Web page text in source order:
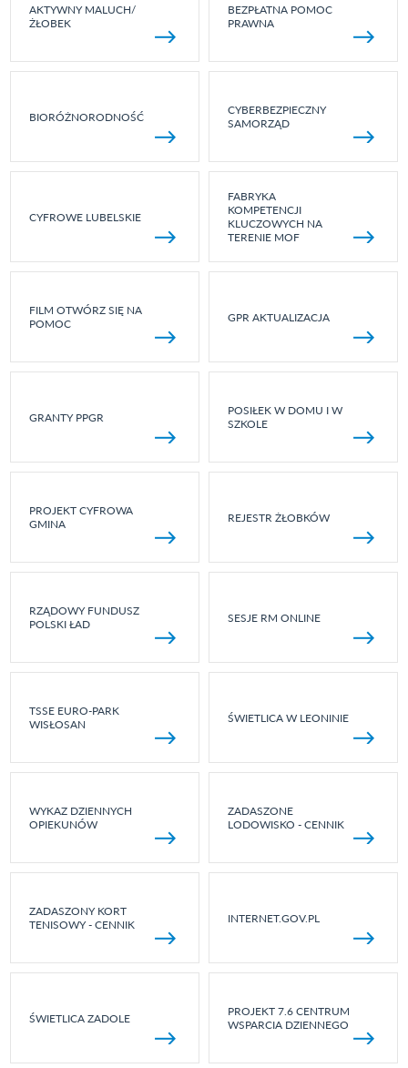
AKTYWNY MALUCH/
ŻŁOBEK
BEZPŁATNA POMOC
PRAWNA
BIORÓŻNORODNOŚĆ
CYBERBEZPIECZNY
SAMORZĄD
CYFROWE LUBELSKIE
FABRYKA
KOMPETENCJI
KLUCZOWYCH NA
TERENIE MOF
FILM OTWÓRZ SIĘ NA
POMOC
GPR AKTUALIZACJA
GRANTY PPGR
POSIŁEK W DOMU I W
SZKOLE
PROJEKT CYFROWA
GMINA
REJESTR ŻŁOBKÓW
RZĄDOWY FUNDUSZ
POLSKI ŁAD
SESJE RM ONLINE
TSSE EURO-PARK
WISŁOSAN
ŚWIETLICA W LEONINIE
WYKAZ DZIENNYCH
OPIEKUNÓW
ZADASZONE
LODOWISKO - CENNIK
ZADASZONY KORT
TENISOWY - CENNIK
INTERNET.GOV.PL
ŚWIETLICA ZADOLE
PROJEKT 7.6 CENTRUM
WSPARCIA DZIENNEGO